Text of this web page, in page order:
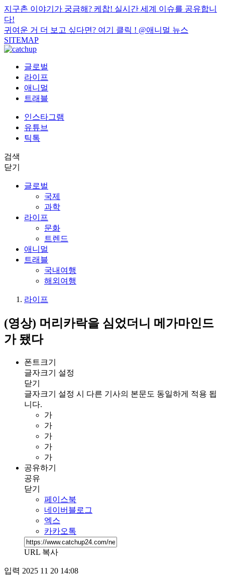
지구촌 이야기가 궁금해? 케찹! 실시간 세계 이슈를 공유합니
다!
귀여운 거 더 보고 싶다면? 여기 클릭 ! @애니멀 뉴스
SITEMAP
글로벌
라이프
애니멀
트래블
인스타그램
유튜브
틱톡
검색
닫기
글로벌
국제
과학
라이프
문화
트렌드
애니멀
트래블
국내여행
해외여행
라이프
(영상) 머리카락을 심었더니 메가마인드
가 됐다
폰트크기
글자크기 설정
닫기
글자크기 설정 시 다른 기사의 본문도 동일하게 적용 됩
니다.
가
가
가
가
가
공유하기
공유
닫기
페이스북
네이버블로그
엑스
카카오톡
URL 복사
입력 2025 11 20 14:08